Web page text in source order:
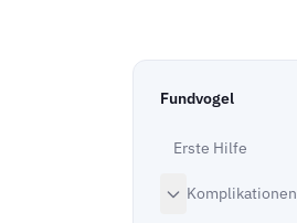
Fundvogel
Erste Hilfe
Komplikationen